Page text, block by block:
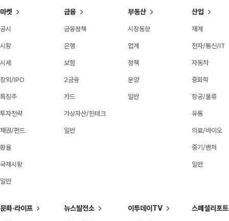
마켓
공시
시황
시세
장외/IPO
특징주
투자전략
채권/펀드
환율
국제시황
일반
금융
금융정책
은행
보험
2금융
카드
가상자산/핀테크
일반
부동산
시장동향
업계
정책
분양
일반
산업
재계
전자/통신/IT
자동차
중화학
항공/물류
유통
의료/바이오
중기/벤처
일반
문화·라이프 뉴스발전소 이투데이TV 스페셜리포트